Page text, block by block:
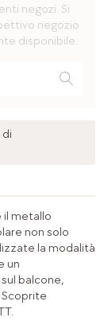
negozi. Si
negozio
disponibile.
il metallo
non solo
la modalità
un
balcone,